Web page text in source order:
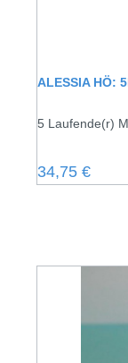
ALESSIA HÖ:
5 Laufende(r)
Regulärer
34,75 €